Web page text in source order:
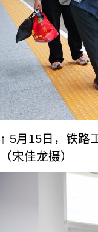
↑ 5月15日，铁路
（宋佳龙摄）